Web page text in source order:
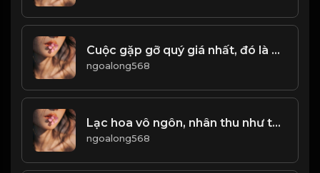
Cuộc gặp gỡ quý giá nhất, đó là gặp lại chính mình ở một thời điểm nào đó trong cuộc đời! & Đạo
ngoalong568
Lạc hoa vô ngôn, nhân thu như thu, tâm tĩnh như thủy! Đạo
ngoalong568